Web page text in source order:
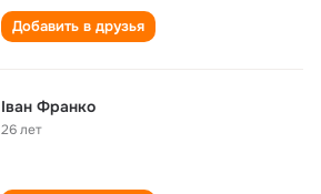
Добавить в друзья
Іван Франко
26 лет